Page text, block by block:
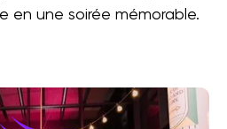
en une soirée mémorable.